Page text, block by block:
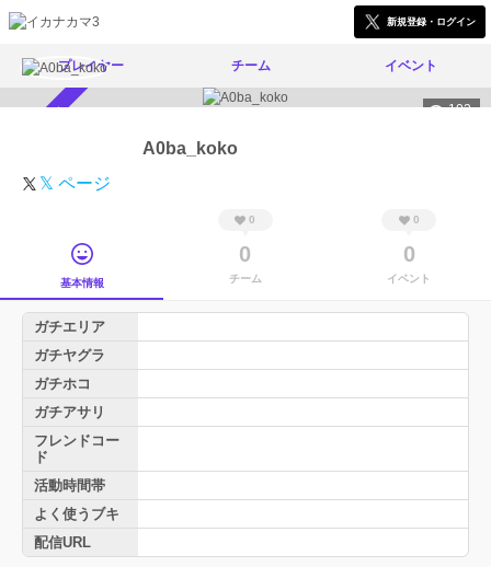
新規登録・ログイン
プレイヤー チーム イベント
102
A0ba_koko
𝕏 ページ
基本情報
0
0
チーム
0
0
イベント
ガチエリア
ガチヤグラ
ガチホコ
ガチアサリ
フレンドコー
ド
活動時間帯
よく使うブキ
配信URL